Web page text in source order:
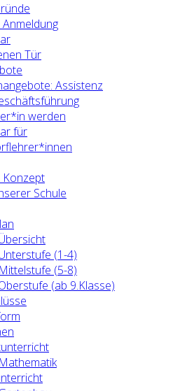
Tür
Assistenz
werden
für
Konzept
Schule
(1-4)
Mittelstufe (5-8)
(ab 9.Klasse)
Mathematik